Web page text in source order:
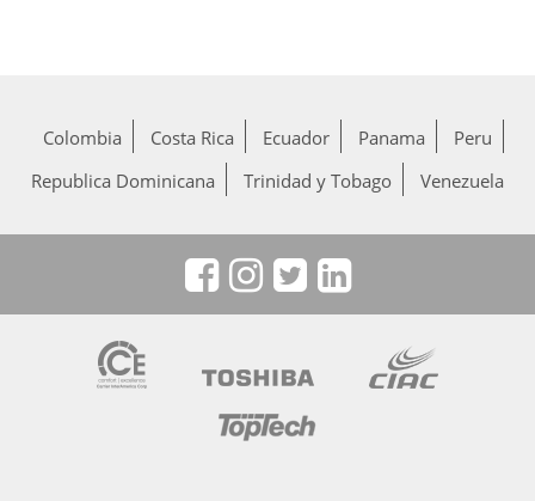
Colombia Costa Rica Ecuador Panama
Peru
Republica Dominicana
Trinidad y Tobago Venezuela